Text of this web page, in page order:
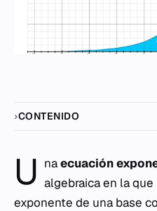
CONTENIDO
U naecuación
algebraica en la
exponente de una base